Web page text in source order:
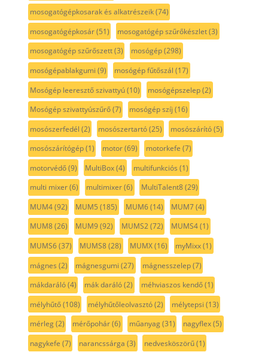
mosogatógépkosarak és alkatrészeik(74)
mosogatógépkosár(51) mosogatógép szűrőkészlet(3)
mosogatógép szűrőszett(3) mosógép(298)
mosógépablakgumi (9) mosógép fűtőszál (17)
Mosógép leeresztő szivattyú(10) mosógépszelep(2)
Mosógép szivattyúszűrő(7) mosógép szíj (16)
mosószerfedél (2) mosószertartó(25) mosószárító(5)
mosószárítógép(1) motor(69) motorkefe (7)
motorvédő(9) MultiBox(4) multifunkciós (1)
multi mixer(6) multimixer(6) MultiTalent8(29)
MUM4(92) MUM5 (185) MUM6(14) MUM7(4)
MUM8(26) MUM9(92) MUMS2(72) MUMS4(1)
MUMS6(37) MUMS8(28) MUMX(16) myMixx(1)
mágnes (2) mágnesgumi (27) mágnesszelep(7)
mákdaráló(4) mák daráló(2) méhviaszos kendő(1)
mélyhűtő(108) mélyhűtőleolvasztó(2) mélytepsi (13)
mérleg(2) mérőpohár(6) műanyag(31) nagyflex(5)
nagykefe (7) narancssárga (3) nedvesköszörű(1)